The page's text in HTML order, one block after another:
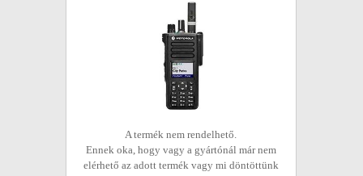
A termék nem rendelhető.
Ennek oka, hogy vagy a gyártónál már nem
elérhető az adott termék vagy mi döntöttünk